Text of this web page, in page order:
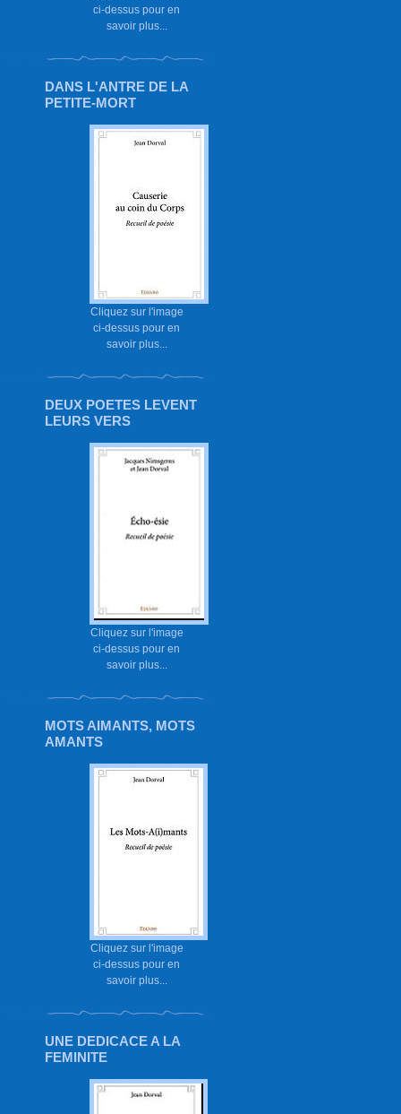
ci-dessus pour en
savoir plus...
DANS L'ANTRE DE LA
PETITE-MORT
Cliquez sur l'image
ci-dessus pour en
savoir plus...
DEUX POETES LEVENT
LEURS VERS
Cliquez sur l'image
ci-dessus pour en
savoir plus...
MOTS AIMANTS, MOTS
AMANTS
Cliquez sur l'image
ci-dessus pour en
savoir plus...
UNE DEDICACE A LA
FEMINITE